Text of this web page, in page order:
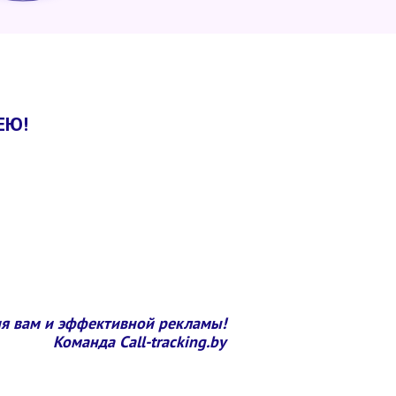
вам и эффективной рекламы!
Команда Call-tracking.by